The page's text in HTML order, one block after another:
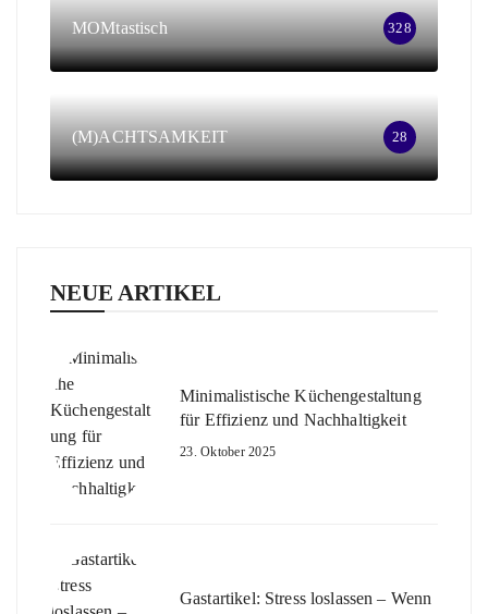
MOMtastisch 328
(M)ACHTSAMKEIT 28
NEUE ARTIKEL
Minimalistische Küchengestaltung
für Effizienz und Nachhaltigkeit
23. Oktober 2025
Gastartikel: Stress loslassen – Wenn